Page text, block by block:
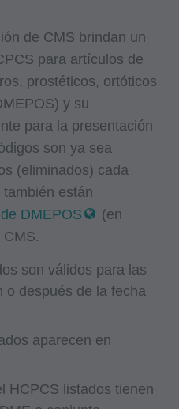
de CMS brindan un
para artículos de
prostéticos, ortóticos
y su
para la presentación
son ya sea
(eliminados) cada
están
DMEPOS
(en
son válidos para las
o después de la fecha
aparecen en
HCPCS listados tienen